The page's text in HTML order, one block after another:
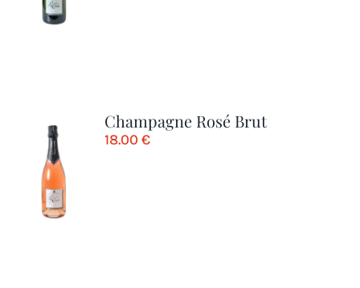
Champagne Rosé Brut
18.00€